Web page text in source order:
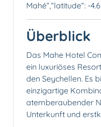
Mahé“,“latitude“: -
Überblick
Das Mahe Hotel
ein luxuriöses
den Seychellen. Es
einzigartige
atemberaubender
Unterkunft und